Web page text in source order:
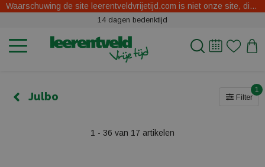
Waarschuwing de site leerentveldvrijetijd.com is niet onze site, dit zijn oplichters.
14 dagen bedenktijd
Julbo Filter
1
1 - 36 van 17 artikelen